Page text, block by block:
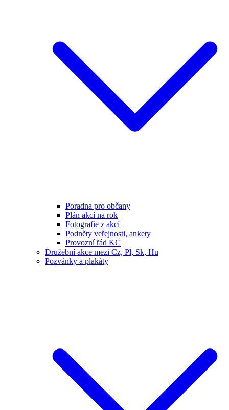
Poradna pro občany
Plán akcí na rok
Fotografie z akcí
Podněty veřejnosti, ankety
Provozní řád KC
Družební akce mezi Cz, Pl, Sk, Hu
Pozvánky a plakáty